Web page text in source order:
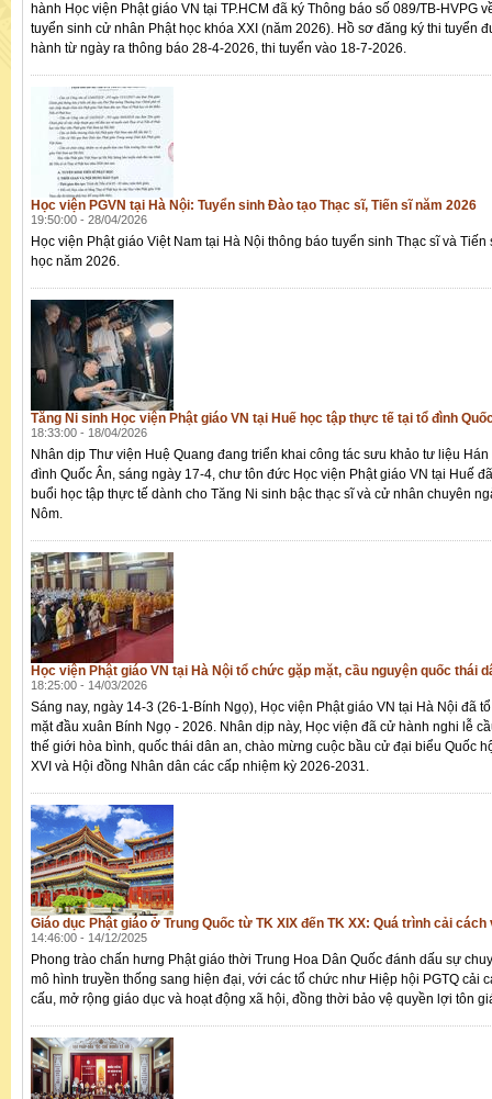
hành Học viện Phật giáo VN tại TP.HCM đã ký Thông báo số 089/TB-HVPG
tuyển sinh cử nhân Phật học khóa XXI (năm 2026). Hồ sơ đăng ký thi tuyển
hành từ ngày ra thông báo 28-4-2026, thi tuyển vào 18-7-2026.
Học viện PGVN tại Hà Nội: Tuyển sinh Đào tạo Thạc sĩ, Tiến sĩ năm 2026
19:50:00 - 28/04/2026
Học viện Phật giáo Việt Nam tại Hà Nội thông báo tuyển sinh Thạc sĩ và Tiến
học năm 2026.
Tăng Ni sinh Học viện Phật giáo VN tại Huế học tập thực tế tại tổ đình
18:33:00 - 18/04/2026
Nhân dịp Thư viện Huệ Quang đang triển khai công tác sưu khảo tư liệu Hán
đình Quốc Ân, sáng ngày 17-4, chư tôn đức Học viện Phật giáo VN tại Huế
buổi học tập thực tế dành cho Tăng Ni sinh bậc thạc sĩ và cử nhân chuyên
Nôm.
Học viện Phật giáo VN tại Hà Nội tổ chức gặp mặt, cầu nguyện quốc thái
18:25:00 - 14/03/2026
Sáng nay, ngày 14-3 (26-1-Bính Ngọ), Học viện Phật giáo VN tại Hà Nội đã
mặt đầu xuân Bính Ngọ - 2026. Nhân dịp này, Học viện đã cử hành nghi lễ
thế giới hòa bình, quốc thái dân an, chào mừng cuộc bầu cử đại biểu Quốc
XVI và Hội đồng Nhân dân các cấp nhiệm kỳ 2026-2031.
Giáo dục Phật giáo ở Trung Quốc từ TK XIX đến TK XX: Quá trình cải
14:46:00 - 14/12/2025
Phong trào chấn hưng Phật giáo thời Trung Hoa Dân Quốc đánh dấu sự
mô hình truyền thống sang hiện đại, với các tổ chức như Hiệp hội PGTQ cải
cấu, mở rộng giáo dục và hoạt động xã hội, đồng thời bảo vệ quyền lợi tôn